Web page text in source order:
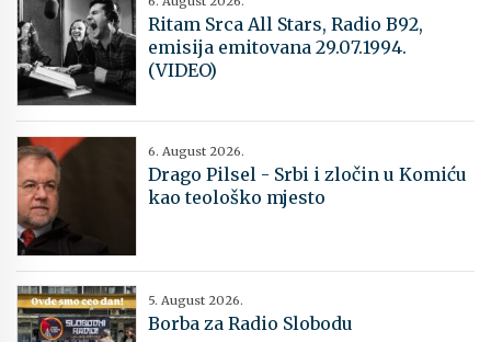
Ritam Srca All Stars, Radio B92,
emisija emitovana 29.07.1994.
(VIDEO)
6. August 2026.
Drago Pilsel - Srbi i zločin u Komiću
kao teološko mjesto
5. August 2026.
Borba za Radio Slobodu